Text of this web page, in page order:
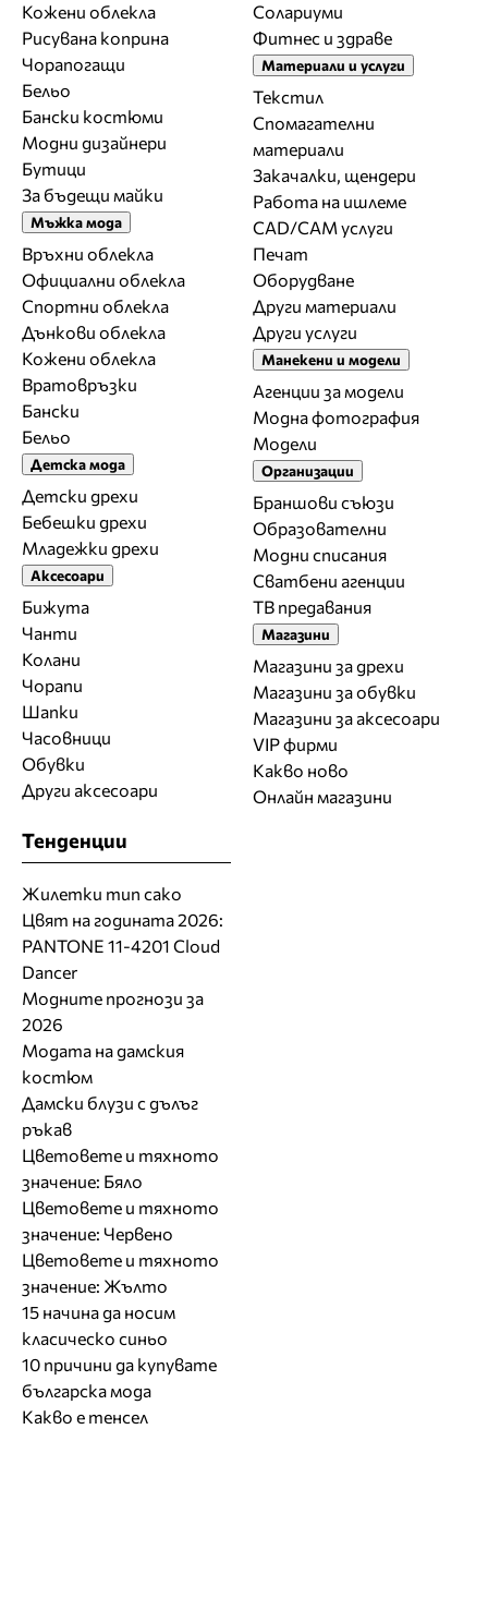
Кожени облекла
Рисувана коприна
Чорапогащи
Бельо
Бански костюми
Модни дизайнери
Бутици
За бъдещи майки
Мъжка мода
Връхни облекла
Официални облекла
Спортни облекла
Дънкови облекла
Кожени облекла
Вратовръзки
Бански
Бельо
Детска мода
Детски дрехи
Бебешки дрехи
Младежки дрехи
Аксесоари
Бижута
Чанти
Колани
Чорапи
Шапки
Часовници
Обувки
Други аксесоари
Солариуми
Фитнес и здраве
Материали и услуги
Текстил
Спомагателни
материали
Закачалки, щендери
Работа на ишлеме
CAD/CAM услуги
Печат
Оборудване
Други материали
Други услуги
Манекени и модели
Агенции за модели
Модна фотография
Модели
Организации
Браншови съюзи
Образователни
Модни списания
Сватбени агенции
ТВ предавания
Магазини
Магазини за дрехи
Магазини за обувки
Магазини за aксесоари
VIP фирми
Какво ново
Онлайн магазини
Тенденции
Жилетки тип сако
Цвят на годината 2026:
PANTONE 11-4201 Cloud
Dancer
Модните прогнози за
2026
Модата на дамския
костюм
Дамски блузи с дълъг
ръкав
Цветовете и тяхното
значение: Бяло
Цветовете и тяхното
значение: Червено
Цветовете и тяхното
значение: Жълто
15 начина да носим
класическо синьо
10 причини да купувате
българска мода
Какво е тенсел